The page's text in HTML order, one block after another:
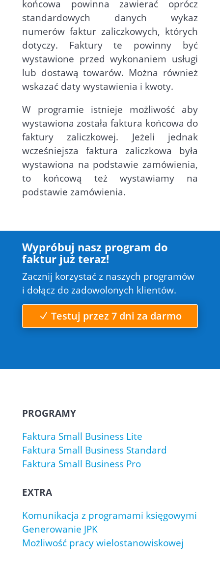
końcowa powinna zawierać oprócz
standardowych danych wykaz
numerów faktur zaliczkowych, których
dotyczy. Faktury te powinny być
wystawione przed wykonaniem usługi
lub dostawą towarów. Można również
wskazać daty wystawienia i kwoty.
W programie istnieje możliwość aby
wystawiona została faktura końcowa do
faktury zaliczkowej. Jeżeli jednak
wcześniejsza faktura zaliczkowa była
wystawiona na podstawie zamówienia,
to końcową też wystawiamy na
podstawie zamówienia.
Wypróbuj nasz program do
faktur już teraz!
Zacznij korzystać z naszych programów
i dołącz do zadowolonych klientów.
Testuj przez 7 dni za darmo
PROGRAMY
Faktura Small Business Lite
Faktura Small Business Standard
Faktura Small Business Pro
EXTRA
Komunikacja z programami księgowymi
Generowanie JPK
Możliwość pracy wielostanowiskowej